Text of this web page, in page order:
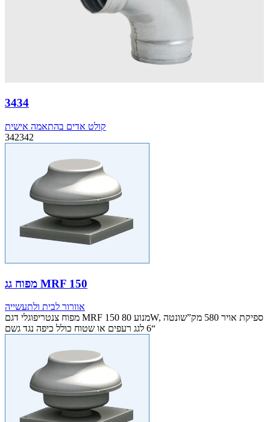
3434
קולט אדים בהתאמה אישית
342342
מפוח גג MRF 150
אוורור לבית ולתעשייה
מפוח צנטריפוגלי דגם MRF 150 מנוע 80W, ספיקת אויר 580 מק”שונטה
“6 לגג רעפים או שטוח כולל כיפה נגד גשם